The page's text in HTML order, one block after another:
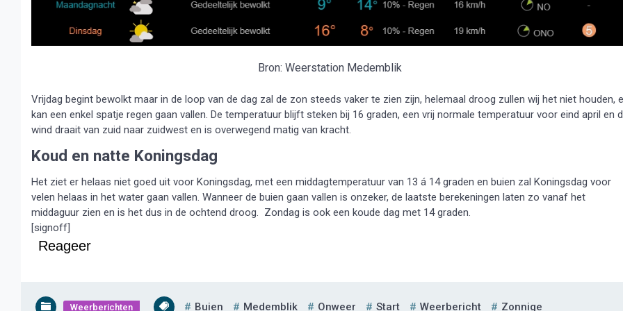
Bron: Weerstation Medemblik
Vrijdag begint bewolkt maar in de loop van de dag zal de zon steeds vaker te zien zijn, helemaal droog zullen wij het niet houden,
kan een enkel spatje regen gaan vallen. De temperatuur blijft steken bij 16 graden, een vrij normale temperatuur voor eind april en
wind draait van zuid naar zuidwest en is overwegend matig van kracht.
Koud en natte Koningsdag
Het ziet er helaas niet goed uit voor Koningsdag, met een middagtemperatuur van 13 á 14 graden en buien zal Koningsdag voor
velen helaas in het water gaan vallen. Wanneer de buien gaan vallen is onzeker, de laatste berekeningen laten zo vanaf het
middaguur zien en is het dus in de ochtend droog. Zondag is ook een koude dag met 14 graden.
[signoff]
Reageer
Weerberichten Buien Medemblik Onweer Start Weerbericht Zonnige